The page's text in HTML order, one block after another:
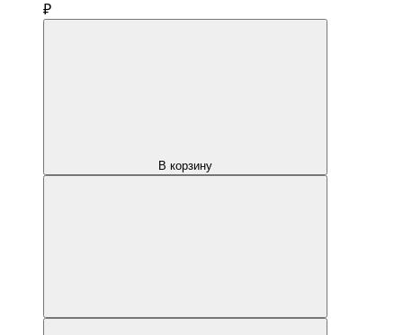
₽
В корзину